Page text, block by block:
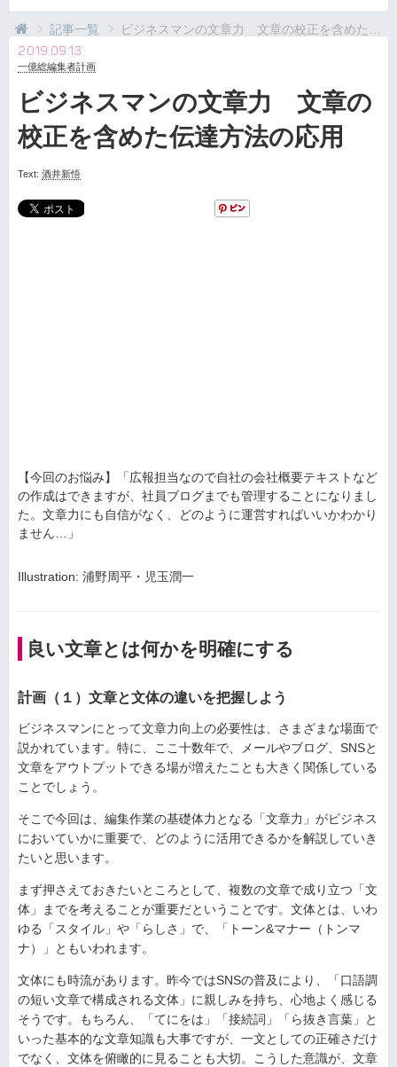
記事一覧 ビジネスマンの文章力 文章の校正を含めた伝達方法の応用
2019.09.13
一億総編集者計画
ビジネスマンの文章力 文章の
校正を含めた伝達方法の応用
Text: 酒井新悟
【今回のお悩み】「広報担当なので自社の会社概要テキストなど
の作成はできますが、社員ブログまでも管理することになりまし
た。文章力にも自信がなく、どのように運営すればいいかわかり
ません…」
Illustration: 浦野周平・児玉潤一
良い文章とは何かを明確にする
計画（１）文章と文体の違いを把握しよう
ビジネスマンにとって文章力向上の必要性は、さまざまな場面で
説かれています。特に、ここ十数年で、メールやブログ、SNSと
文章をアウトプットできる場が増えたことも大きく関係している
ことでしょう。
そこで今回は、編集作業の基礎体力となる「文章力」がビジネス
においていかに重要で、どのように活用できるかを解説していき
たいと思います。
まず押さえておきたいところとして、複数の文章で成り立つ「文
体」までを考えることが重要だということです。文体とは、いわ
ゆる「スタイル」や「らしさ」で、「トーン&マナー（トンマ
ナ）」ともいわれます。
文体にも時流があります。昨今ではSNSの普及により、「口語調
の短い文章で構成される文体」に親しみを持ち、心地よく感じる
そうです。もちろん、「てにをは」「接続詞」「ら抜き言葉」と
いった基本的な文章知識も大事ですが、一文としての正確さだけ
でなく、文体を俯瞰的に見ることも大切。こうした意識が、文章